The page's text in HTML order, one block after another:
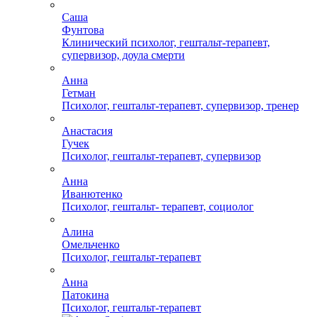
Саша
Фунтова
Клинический психолог, гештальт-терапевт,
супервизор, доула смерти
Анна
Гетман
Психолог, гештальт-терапевт, супервизор, тренер
Анастасия
Гучек
Психолог, гештальт-терапевт, супервизор
Анна
Иванютенко
Психолог, гештальт- терапевт, социолог
Алина
Омельченко
Психолог, гештальт-терапевт
Анна
Патокина
Психолог, гештальт-терапевт